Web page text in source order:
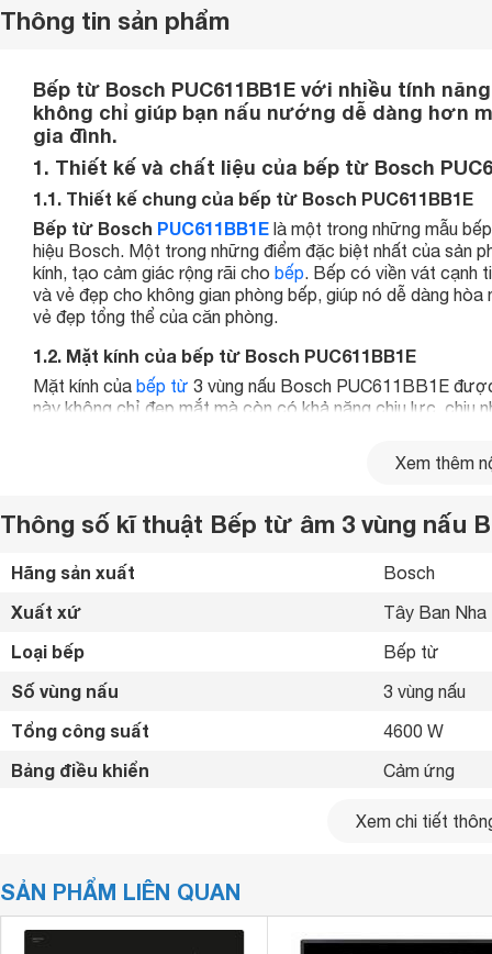
Thông tin sản phẩm
Bếp từ Bosch PUC611BB1E với nhiều tính
không chỉ giúp bạn nấu nướng dễ dàng hơn
gia đình.
1. Thiết kế và chất liệu của bếp từ Bosch
1.1. Thiết kế chung của bếp từ Bosch PUC611BB1E
Bếp từ Bosch PUC611BB1E là một trong những mẫu
hiệu Bosch. Một trong những điểm đặc biệt nhất của sản
kính, tạo cảm giác rộng rãi cho bếp. Bếp có viền vát cạnh
và vẻ đẹp cho không gian phòng bếp, giúp nó dễ dàng
vẻ đẹp tổng thể của căn phòng.
1.2. Mặt kính của bếp từ Bosch PUC611BB1E
Mặt kính của bếp từ 3 vùng nấu Bosch PUC611BB1E
này không chỉ đẹp mắt mà còn có khả năng chịu lực, chịu
mặt kính như nứt vỡ. Ngoài ra, mặt kính Schott Ceran
thân thiện với môi trường, không gây độc hại cho người
Xem thêm
Thông số kĩ thuật Bếp từ âm 3 vùng nấu
Hãng sản xuất Bosch
Xuất xứ Tây Ban Nha
Loại bếp Bếp từ
Số vùng nấu 3 vùng nấu
Tổng công suất 4600 W
Bảng điều khiển Cảm ứng
Schott Ceran
Chế độ hẹn giờ
Tiện ích
Xem chi tiết
SẢN PHẨM LIÊN QUAN